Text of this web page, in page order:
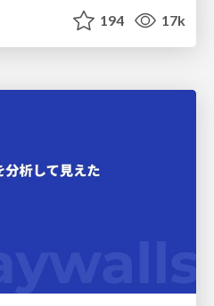
194 17k